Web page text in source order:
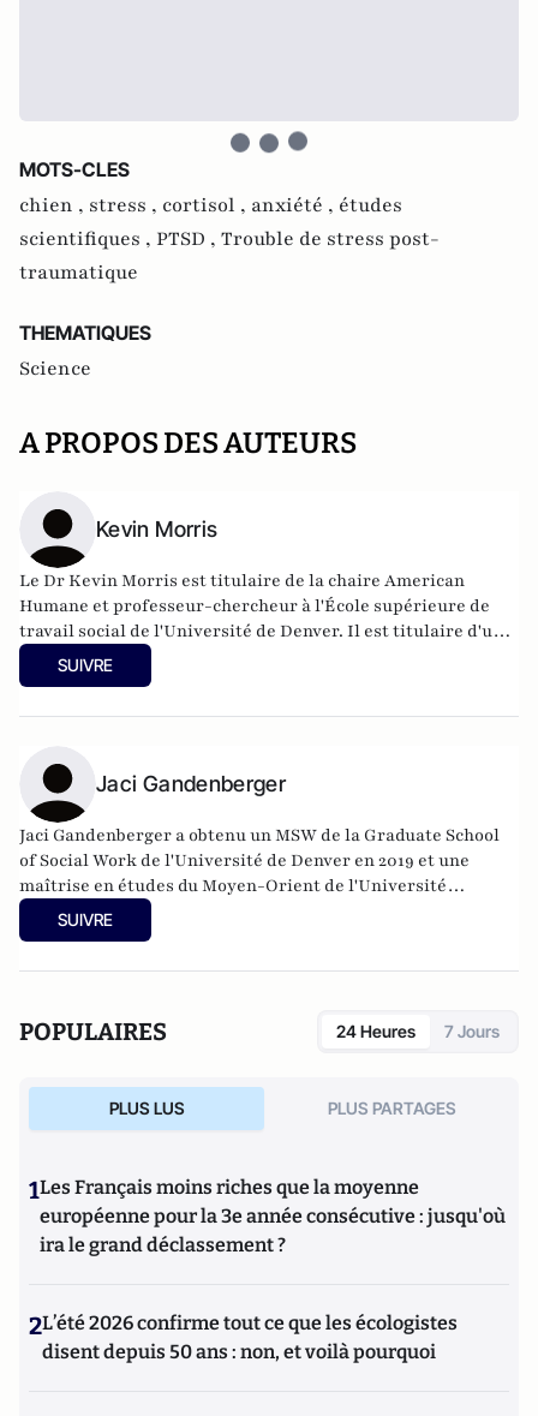
MOTS-CLES
chien , stress , cortisol , anxiété , études
scientifiques , PTSD , Trouble de stress post-
traumatique
THEMATIQUES
Science
A PROPOS DES AUTEURS
Kevin Morris
Le Dr Kevin Morris est titulaire de la chaire American
Humane et professeur-chercheur à l'École supérieure de
travail social de l'Université de Denver. Il est titulaire d'une
licence en biologie moléculaire de l'Université de Californie
à Berkeley et d'un doctorat en biologie moléculaire et
SUIVRE
Jaci Gandenberger
Jaci Gandenberger a obtenu un MSW de la Graduate School
of Social Work de l'Université de Denver en 2019 et une
maîtrise en études du Moyen-Orient de l'Université
d'Oklahoma en 2014. Elle a trois ans d'expérience en tant que
conseillère universitaire pour le prix Fulbright et dans
l'international.
SUIVRE
POPULAIRES 24 Heures 7 Jours
PLUS LUS PLUS PARTAGES
1Les Français moins riches que la moyenne
européenne pour la 3e année consécutive : jusqu'où
ira le grand déclassement ?
2L’été 2026 confirme tout ce que les écologistes
disent depuis 50 ans : non, et voilà pourquoi